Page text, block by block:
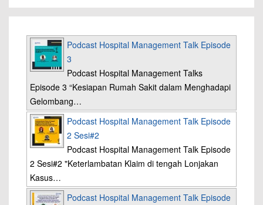
Podcast Hospital Management Talk Episode
3
Podcast Hospital Management Talks
Episode 3 “Kesiapan Rumah Sakit dalam Menghadapi
Gelombang…
Podcast Hospital Management Talk Episode
2 Sesi#2
Podcast Hospital Management Talk Episode
2 Sesi#2 "Keterlambatan Klaim di tengah Lonjakan
Kasus…
Podcast Hospital Management Talk Episode